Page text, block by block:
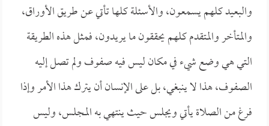
والبعيد كلهم يسمعون، والأسئلة كلها تأتي عن طريق الأوراق،
والمتأخر والمتقدم كلهم يحققون ما يريدون، فمثل هذه الطريقة
التي هي وضع شيء في مكان ليس فيه صفوف ولم تصل إليه
الصفوف، هذا لا ينبغي، بل على الإنسان أن يترك هذا الأمر وإذا
فرغ من الصلاة يأتي ويجلس حيث ينتهي به المجلس، وليس